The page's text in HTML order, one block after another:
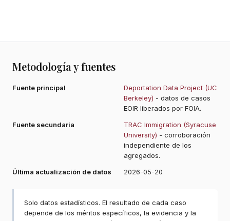
Metodología y fuentes
Fuente principal
Deportation Data Project (UC
Berkeley) - datos de casos
EOIR liberados por FOIA.
Fuente secundaria
TRAC Immigration (Syracuse
University) - corroboración
independiente de los
agregados.
Última actualización de datos
2026-05-20
Solo datos estadísticos. El resultado de cada caso
depende de los méritos específicos, la evidencia y la